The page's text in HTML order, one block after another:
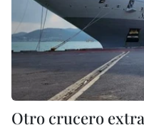
Otro crucero